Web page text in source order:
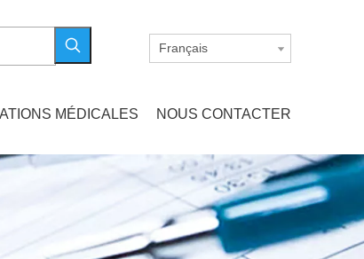
Français
MÉDICALES NOUS CONTACTER